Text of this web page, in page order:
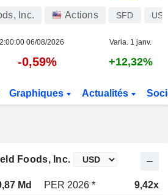
Inc. Actions SFD
06/08/2026 Varia. 1 janv.
-0,59% +12,32%
Graphiques Actualités
Foods, Inc.
Md PER 2026 *
9,42x